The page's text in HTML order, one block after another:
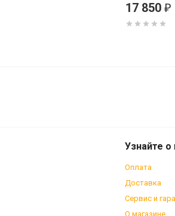
17 850 ₽
инд.уп
Узнайте о
Оплата
Доставка
Сервис и
О магазине